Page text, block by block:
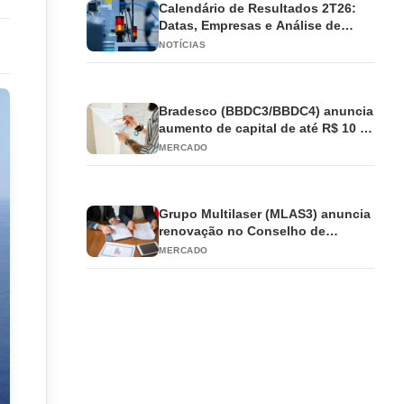
Calendário de Resultados 2T26:
Datas, Empresas e Análise de
Impacto
NOTÍCIAS
Bradesco (BBDC3/BBDC4) anuncia
aumento de capital de até R$ 10 bi
e antecipa JCP
MERCADO
Grupo Multilaser (MLAS3) anuncia
renovação no Conselho de
Administração
MERCADO